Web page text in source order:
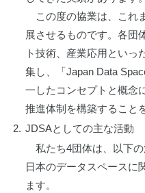
この度の協業は、これ
展させるものです。各団
ト技術、産業応用といっ
集し、「Japan Data
一したコンセプトと概念
推進体制を構築すること
2. JDSAとしての主な活動
私たち4団体は、以下
日本のデータスペースに
ます。